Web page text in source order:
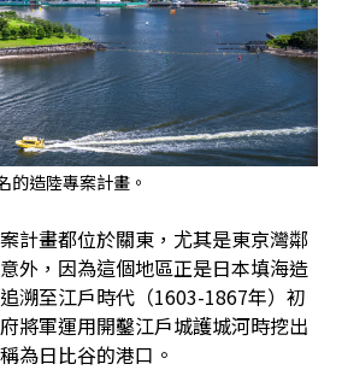
的造陸專案計畫。
計畫都位於關東，尤其是東京灣鄰
外，因為這個地區正是日本填海造
溯至江戶時代（1603-1867年）初
將軍運用開鑿江戶城護城河時挖出
為日比谷的港口。